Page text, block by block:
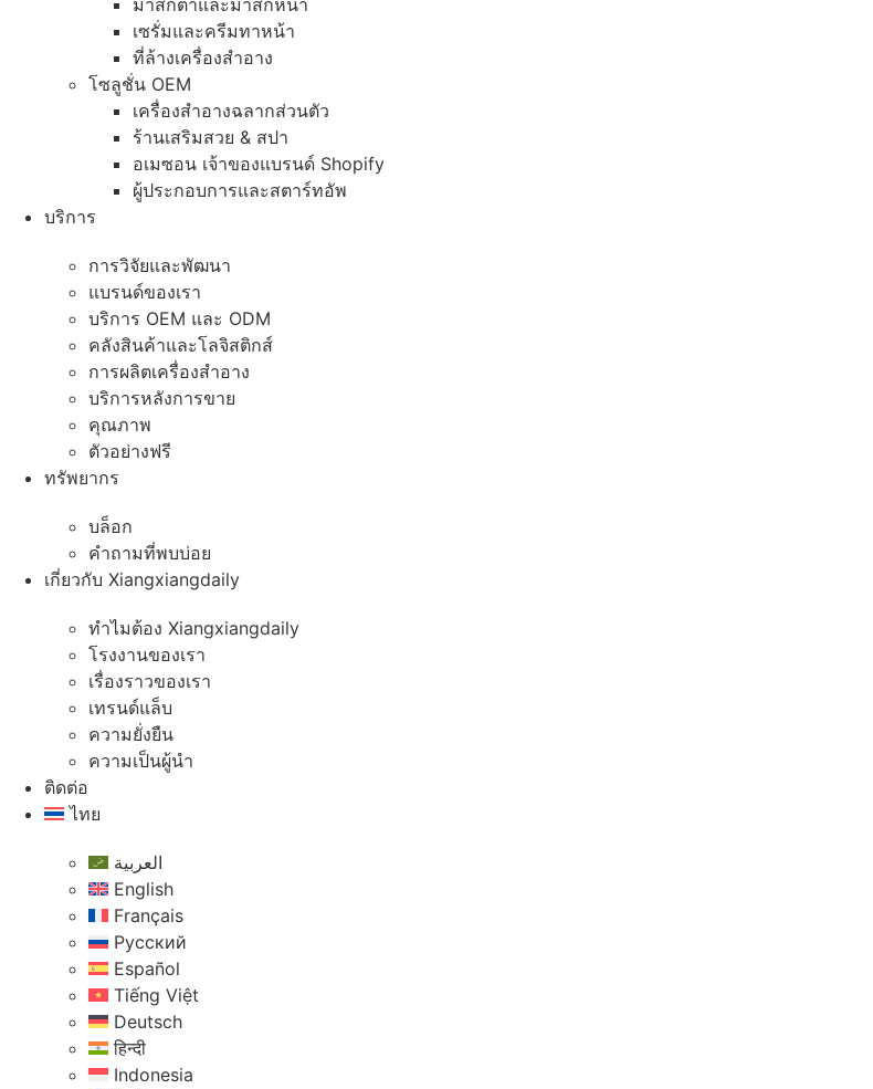
มาส์กตาและมาส์กหน้า
เซรั่มและครีมทาหน้า
ที่ล้างเครื่องสำอาง
โซลูชั่น OEM
เครื่องสำอางฉลากส่วนตัว
ร้านเสริมสวย & สปา
อเมซอน เจ้าของแบรนด์ Shopify
ผู้ประกอบการและสตาร์ทอัพ
บริการ
การวิจัยและพัฒนา
แบรนด์ของเรา
บริการ OEM และ ODM
คลังสินค้าและโลจิสติกส์
การผลิตเครื่องสำอาง
บริการหลังการขาย
คุณภาพ
ตัวอย่างฟรี
ทรัพยากร
บล็อก
คําถามที่พบบ่อย
เกี่ยวกับ Xiangxiangdaily
ทําไมต้อง Xiangxiangdaily
โรงงานของเรา
เรื่องราวของเรา
เทรนด์แล็บ
ความยั่งยืน
ความเป็นผู้นํา
ติดต่อ
ไทย
العربية
English
Français
Русский
Español
Tiếng Việt
Deutsch
हिन्दी
Indonesia